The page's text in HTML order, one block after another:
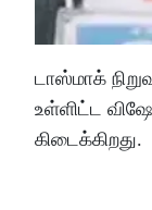
டாஸ்மாக்
உள்ளிட்ட
கிடைக்கிறது.